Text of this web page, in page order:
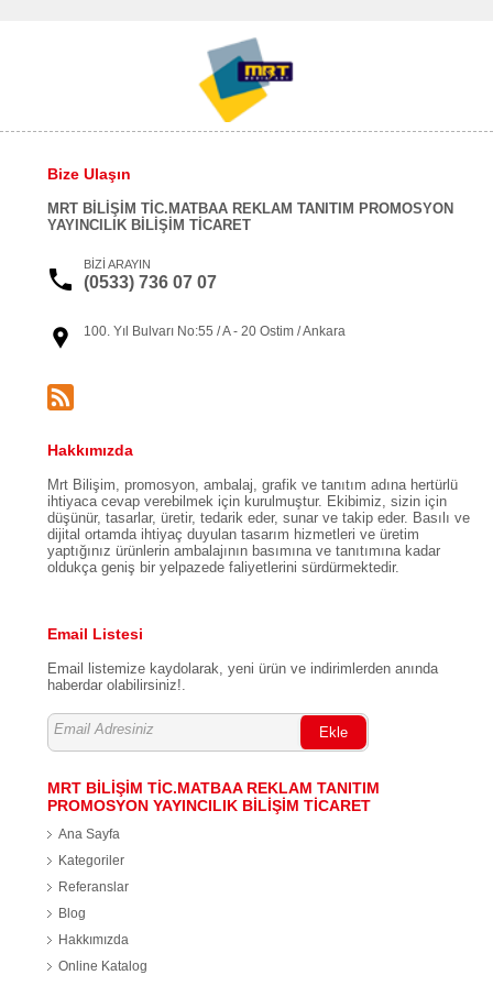
Bize Ulaşın
MRT BİLİŞİM TİC.MATBAA REKLAM TANITIM PROMOSYON
YAYINCILIK BİLİŞİM TİCARET
BİZİ ARAYIN
(0533) 736 07 07
100. Yıl Bulvarı No:55 / A - 20 Ostim / Ankara
Hakkımızda
Mrt Bilişim, promosyon, ambalaj, grafik ve tanıtım adına hertürlü
ihtiyaca cevap verebilmek için kurulmuştur. Ekibimiz, sizin için
düşünür, tasarlar, üretir, tedarik eder, sunar ve takip eder. Basılı ve
dijital ortamda ihtiyaç duyulan tasarım hizmetleri ve üretim
yaptığınız ürünlerin ambalajının basımına ve tanıtımına kadar
oldukça geniş bir yelpazede faliyetlerini sürdürmektedir.
Email Listesi
Email listemize kaydolarak, yeni ürün ve indirimlerden anında
haberdar olabilirsiniz!.
Ekle
MRT BİLİŞİM TİC.MATBAA REKLAM TANITIM
PROMOSYON YAYINCILIK BİLİŞİM TİCARET
Ana Sayfa
Kategoriler
Referanslar
Blog
Hakkımızda
Online Katalog